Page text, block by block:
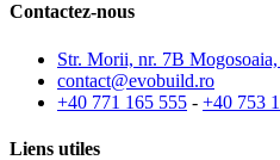
Contactez-nous
Str. Morii, nr. 7B
contact@evobuild.ro
+40 771 165 555 - +40 753
Liens utiles